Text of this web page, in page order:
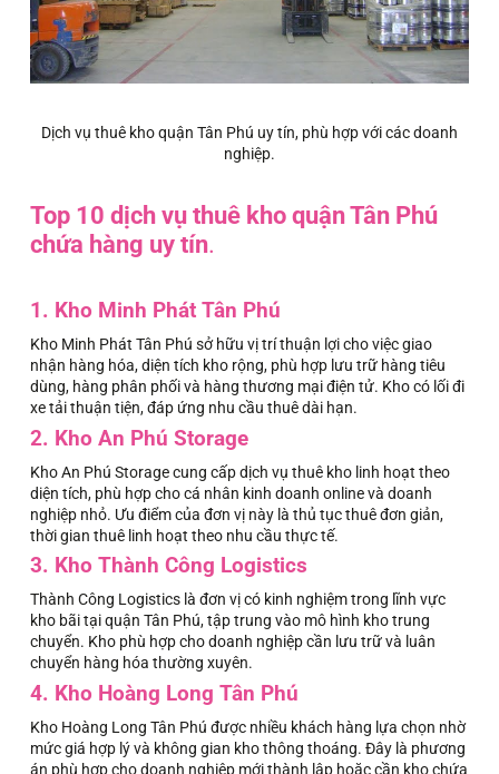
Dịch vụ thuê kho quận Tân Phú uy tín, phù hợp với các doanh
nghiệp.
Top 10 dịch vụ thuê kho quận Tân Phú
chứa hàng uy tín.
1. Kho Minh Phát Tân Phú
Kho Minh Phát Tân Phú sở hữu vị trí thuận lợi cho việc giao
nhận hàng hóa, diện tích kho rộng, phù hợp lưu trữ hàng tiêu
dùng, hàng phân phối và hàng thương mại điện tử. Kho có lối đi
xe tải thuận tiện, đáp ứng nhu cầu thuê dài hạn.
2. Kho An Phú Storage
Kho An Phú Storage cung cấp dịch vụ thuê kho linh hoạt theo
diện tích, phù hợp cho cá nhân kinh doanh online và doanh
nghiệp nhỏ. Ưu điểm của đơn vị này là thủ tục thuê đơn giản,
thời gian thuê linh hoạt theo nhu cầu thực tế.
3. Kho Thành Công Logistics
Thành Công Logistics là đơn vị có kinh nghiệm trong lĩnh vực
kho bãi tại quận Tân Phú, tập trung vào mô hình kho trung
chuyển. Kho phù hợp cho doanh nghiệp cần lưu trữ và luân
chuyển hàng hóa thường xuyên.
4. Kho Hoàng Long Tân Phú
Kho Hoàng Long Tân Phú được nhiều khách hàng lựa chọn nhờ
mức giá hợp lý và không gian kho thông thoáng. Đây là phương
án phù hợp cho doanh nghiệp mới thành lập hoặc cần kho chứa